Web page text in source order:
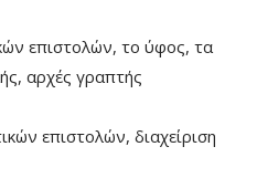
επιστολών, το ύφος, τα
αρχές γραπτής
επιστολών, διαχείριση